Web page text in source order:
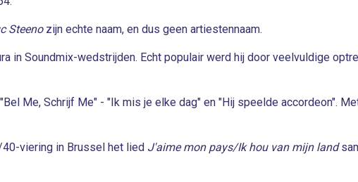
Steenozijn echte naam, en dus geen artiestennaam.
in Soundmix-wedstrijden. Echt populair werd hij door veelvuldige
Me, Schrijf Me" - "Ik mis je elke dag" en "Hij speelde accordeon".
viering in Brussel het lied J'aime mon pays/Ik hou van mijn land